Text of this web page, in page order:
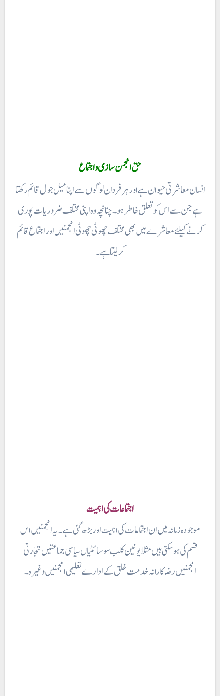
حق انجمن سازی و اجتماع
انسان معاشرتی حیوان ہے اور ہر فردان لوگوں سے اپنا میل جول قائم رکھتا
ہے جن سے اس کو تعلق خاطر ہو۔ چنانچہ وہ اپنی مختلف ضروریات پوری
کرنے کیلئے معاشرے میں بھی مختلف چھوٹی چھوٹی انجمنیں اور اجتماع قائم
کر لیتا ہے۔
اجتماعات کی اہمیت
موجودہ زمانہ میں ان اجتماعات کی اہمیت اور بڑھ گئی ہے۔ یہ انجمنیں اس
قسم کی ہو سکتی ہیں مثلا یونین کلب سوسائٹیاں سیاسی جماعتیں تجارتی
انجمنیں رضا کارانہ خدمت خلق کے ادارے تعلیمی انجمنیں وغیرہ ۔